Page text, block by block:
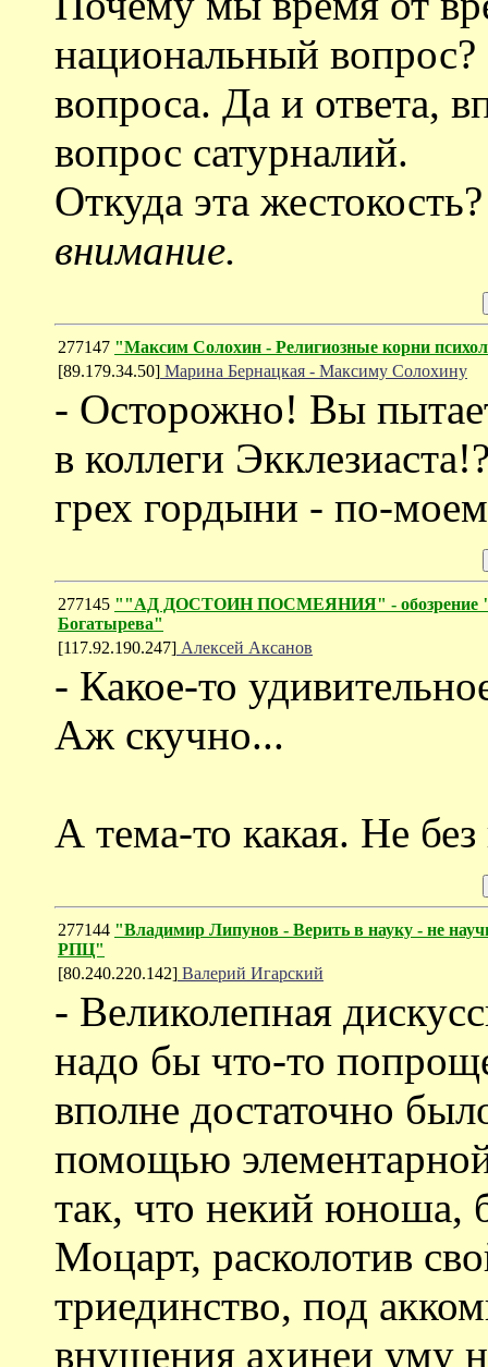
национальный вопрос?
вопроса. Да и ответа,
вопрос сатурналий.
Откуда эта
внимание.
277147 "Максим Солохин - Религиозные корни
[89.179.34.50] Марина Бернацкая - Максиму Солохину
- Осторожно! Вы
в коллеги
грех гордыни - по-
277145 ""АД ДОСТОИН ПОСМЕЯНИЯ" - обозрение
Богатырева"
[117.92.190.247] Алексей Аксанов
- Какое-то
Аж скучно...
А тема-то какая. Не
277144 "Владимир Липунов - Верить в науку - не
РПЦ"
[80.240.220.142] Валерий Игарский
- Великолепная
надо бы что-то
вполне достаточно
помощью
так, что некий
Моцарт, расколотив
триединство, под
внушения ахинеи уму